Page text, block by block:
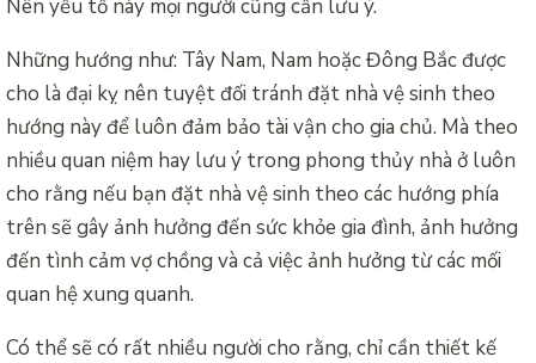
Nên yếu tố này mọi người cũng cần lưu ý.
Những hướng như: Tây Nam, Nam hoặc Đông Bắc được
cho là đại kỵ nên tuyệt đối tránh đặt nhà vệ sinh theo
hướng này để luôn đảm bảo tài vận cho gia chủ. Mà theo
nhiều quan niệm hay lưu ý trong phong thủy nhà ở luôn
cho rằng nếu bạn đặt nhà vệ sinh theo các hướng phía
trên sẽ gây ảnh hưởng đến sức khỏe gia đình, ảnh hưởng
đến tình cảm vợ chồng và cả việc ảnh hưởng từ các mối
quan hệ xung quanh.
Có thể sẽ có rất nhiều người cho rằng, chỉ cần thiết kế